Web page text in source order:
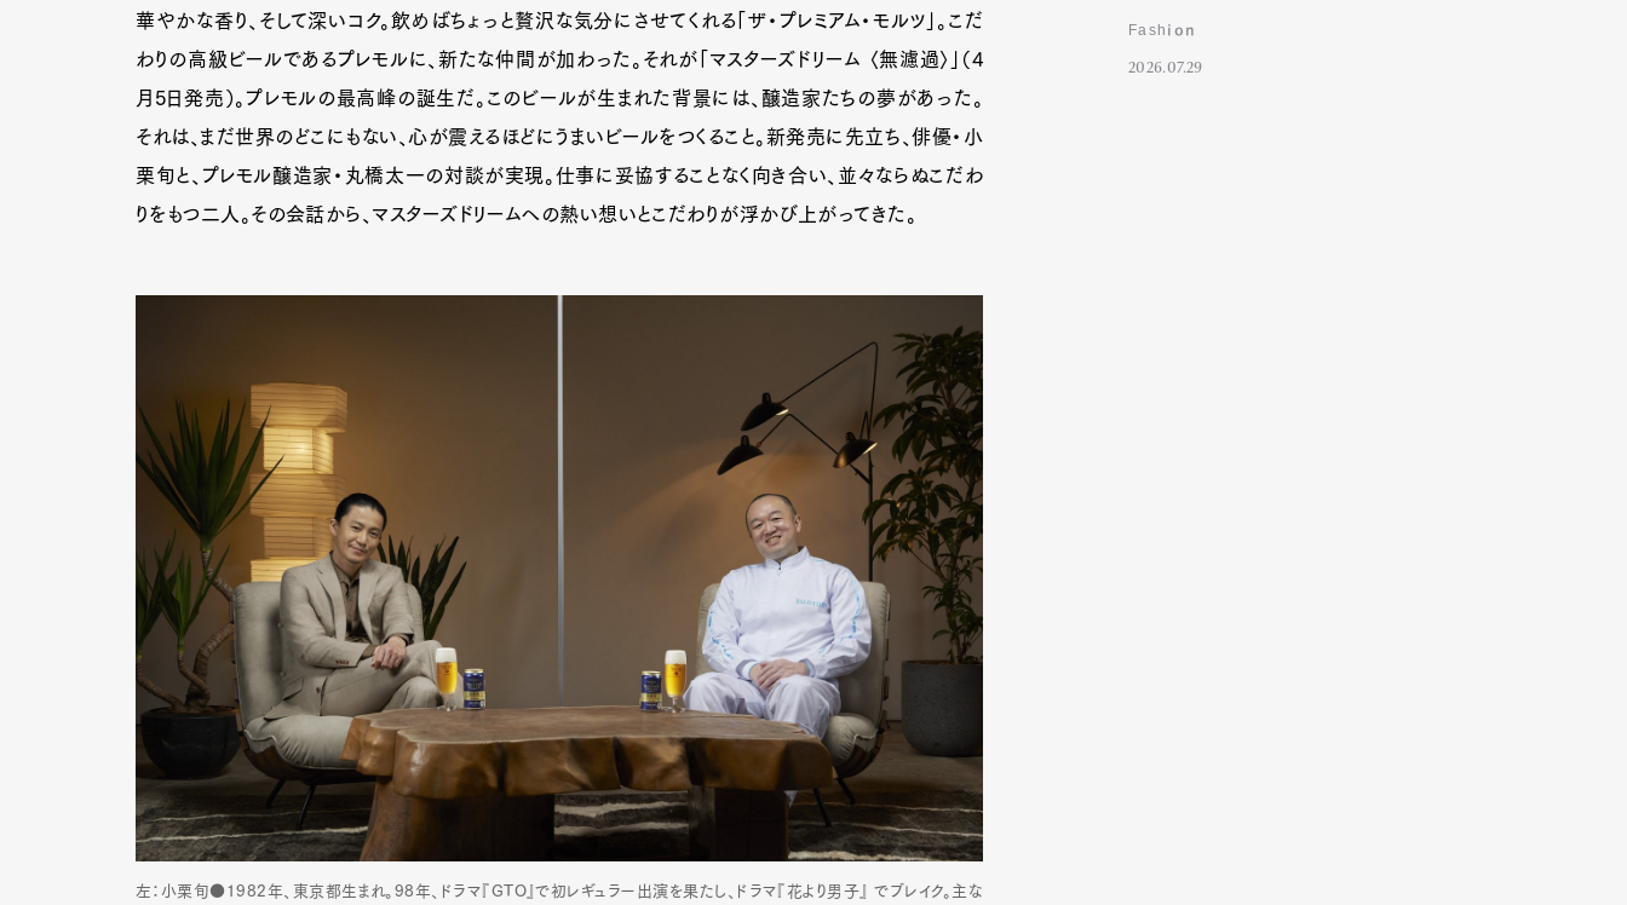
華やかな香り、そして深いコク。飲めばちょっと贅沢な気分にさせてくれる「ザ・プレミアム・モルツ」。こだ
わりの高級ビールであるプレモルに、新たな仲間が加わった。それが「マスターズドリーム 〈無濾過〉」（4
月5日発売）。プレモルの最高峰の誕生だ。このビールが生まれた背景には、醸造家たちの夢があった。
それは、まだ世界のどこにもない、心が震えるほどにうまいビールをつくること。新発売に先立ち、俳優・小
栗旬と、プレモル醸造家・丸橋太一の対談が実現。仕事に妥協することなく向き合い、並々ならぬこだわ
りをもつ二人。その会話から、マスターズドリームへの熱い想いとこだわりが浮かび上がってきた。
左：小栗旬●1982年、東京都生まれ。98年、ドラマ『GTO』で初レギュラー出演を果たし、ドラマ『花より男子』 でブレイク。主な
Fashion
2026.07.29